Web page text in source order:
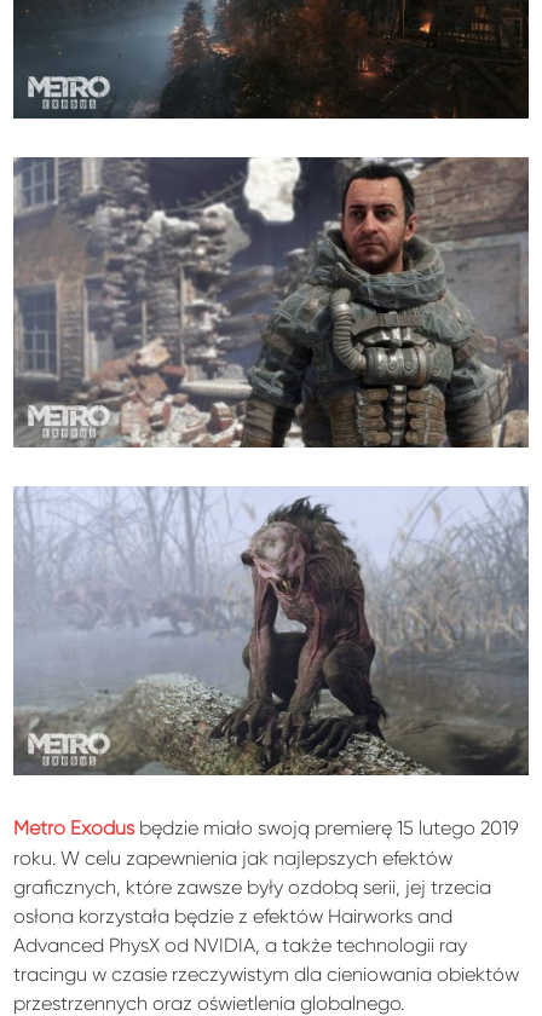
Metro Exodus będzie miało swoją premierę 15 lutego 2019
roku. W celu zapewnienia jak najlepszych efektów
graficznych, które zawsze były ozdobą serii, jej trzecia
osłona korzystała będzie z efektów Hairworks and
Advanced PhysX od NVIDIA, a także technologii ray
tracingu w czasie rzeczywistym dla cieniowania obiektów
przestrzennych oraz oświetlenia globalnego.